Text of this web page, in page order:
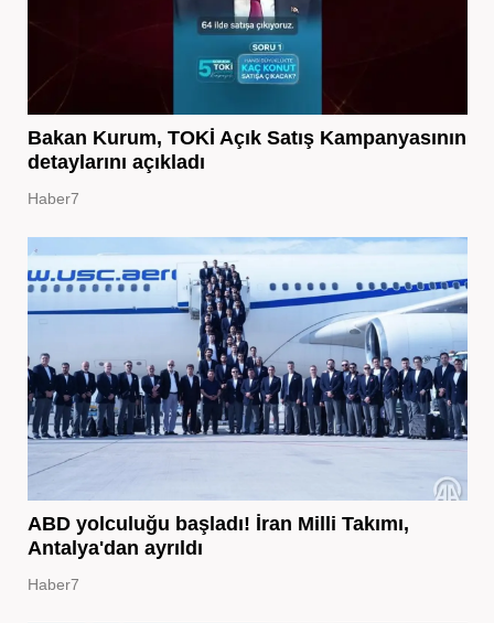
Bakan Kurum, TOKİ Açık Satış Kampanyasının
detaylarını açıkladı
Haber7
ABD yolculuğu başladı! İran Milli Takımı,
Antalya'dan ayrıldı
Haber7